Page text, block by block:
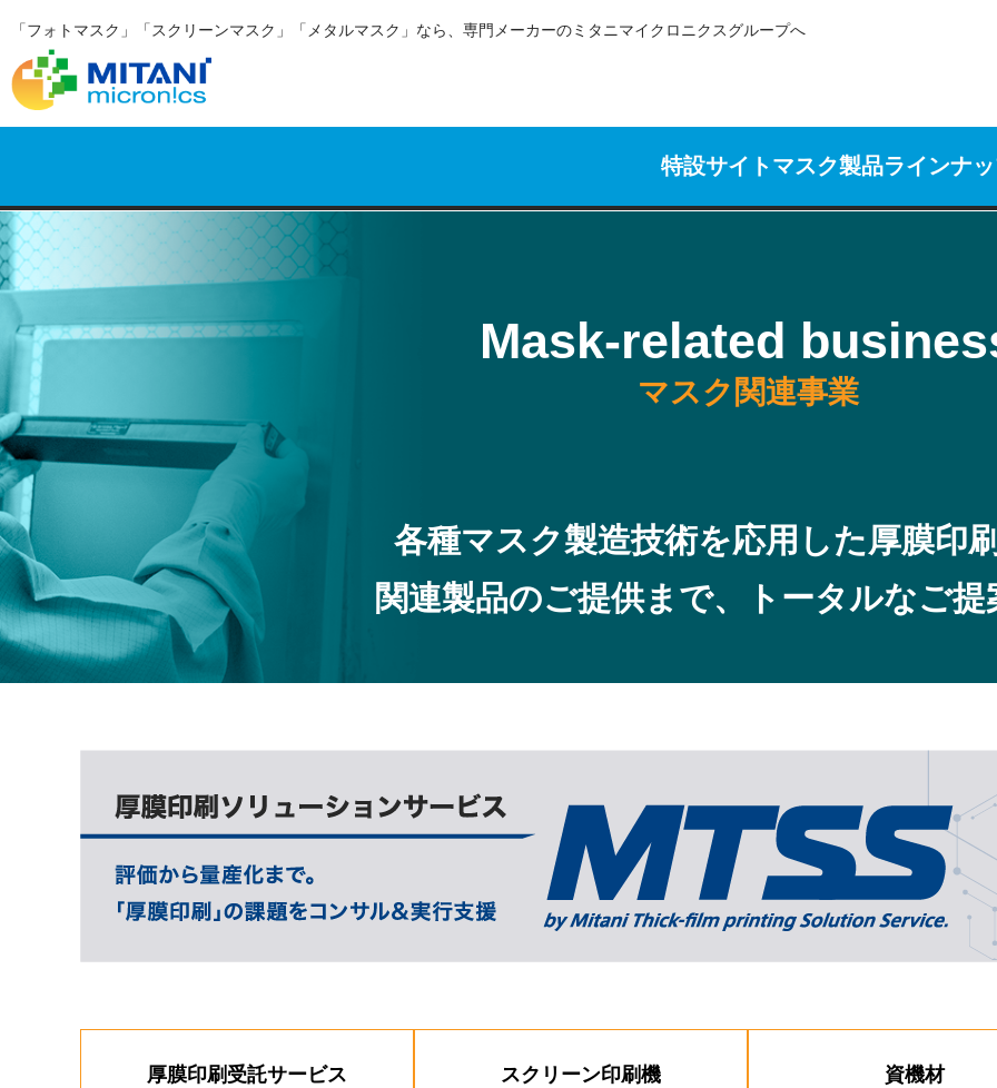
「フォトマスク」「スクリーンマスク」「メタルマスク」なら、専門メーカーのミタニマイクロニクスグループへ
特設サイトマスク製品ラインナ
Mask-related
マスク関連事業
各種マスク製造技術を応用した厚膜印
関連製品のご提供まで、トータルなご提
厚膜印刷受託サービス スクリーン印刷機 資機材